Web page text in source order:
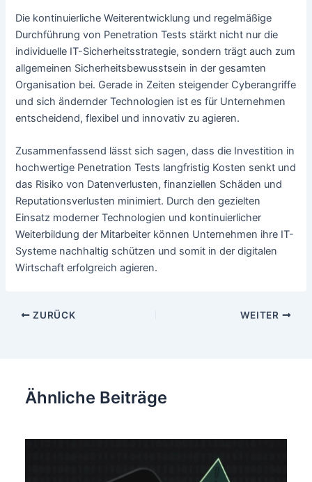
Die kontinuierliche Weiterentwicklung und regelmäßige
Durchführung von Penetration Tests stärkt nicht nur die
individuelle IT-Sicherheitsstrategie, sondern trägt auch zum
allgemeinen Sicherheitsbewusstsein in der gesamten
Organisation bei. Gerade in Zeiten steigender Cyberangriffe
und sich ändernder Technologien ist es für Unternehmen
entscheidend, flexibel und innovativ zu agieren.
Zusammenfassend lässt sich sagen, dass die Investition in
hochwertige Penetration Tests langfristig Kosten senkt und
das Risiko von Datenverlusten, finanziellen Schäden und
Reputationsverlusten minimiert. Durch den gezielten
Einsatz moderner Technologien und kontinuierlicher
Weiterbildung der Mitarbeiter können Unternehmen ihre IT-
Systeme nachhaltig schützen und somit in der digitalen
Wirtschaft erfolgreich agieren.
Beitragsnavigation
ZURÜCK WEITER
Ähnliche Beiträge